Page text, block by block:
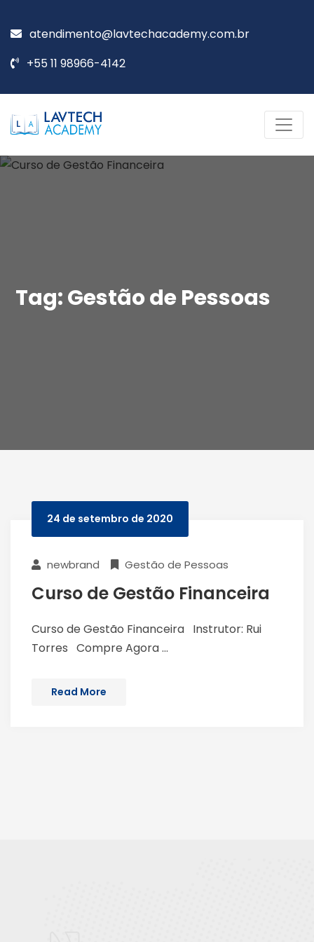
atendimento@lavtechacademy.com.br
+55 11 98966-4142
Tag:Gestão de Pessoas
24 de setembro de 2020
newbrand Gestão de Pessoas
Curso de Gestão Financeira
Curso de Gestão Financeira Instrutor: Rui
Torres Compre Agora ...
Read More